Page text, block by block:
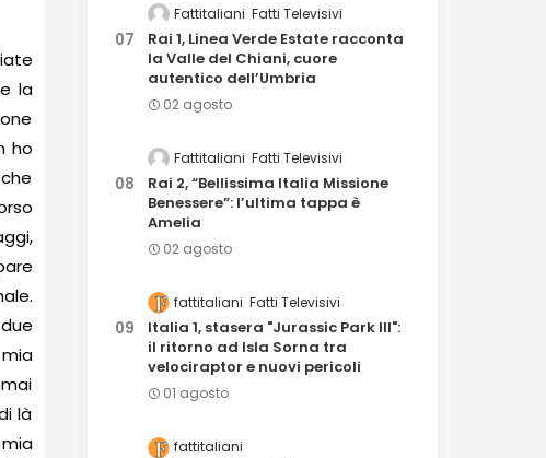
la
ho
là
Fattitaliani Fatti Televisivi
Rai 1, Linea Verde Estate racconta
la Valle del Chiani, cuore
autentico dell’Umbria
02 agosto
Fattitaliani Fatti Televisivi
Rai 2, “Bellissima Italia Missione
Benessere”: l’ultima tappa è
Amelia
02 agosto
fattitaliani Fatti Televisivi
Italia 1, stasera "Jurassic Park III":
il ritorno ad Isla Sorna tra
velociraptor e nuovi pericoli
01 agosto
fattitaliani